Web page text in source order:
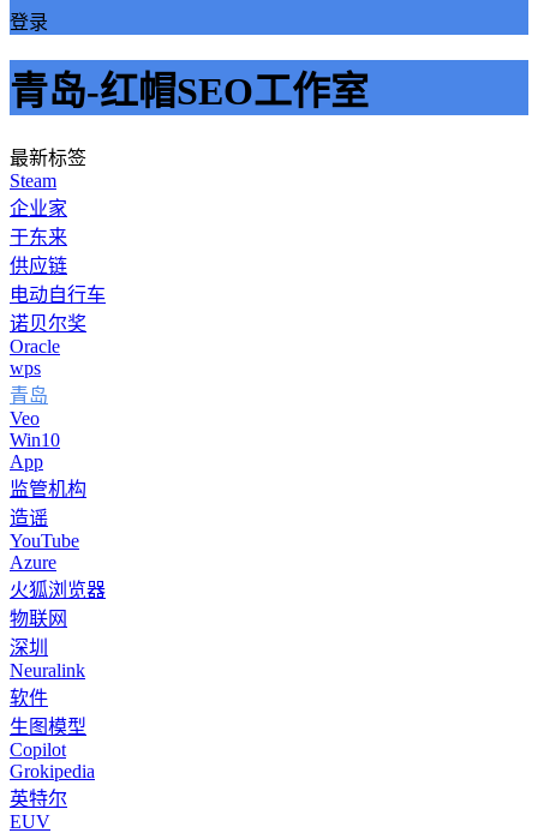
登录
青岛-红帽SEO工作室
最新标签
Steam
企业家
于东来
供应链
电动自行车
诺贝尔奖
Oracle
wps
青岛
Veo
Win10
App
监管机构
造谣
YouTube
Azure
火狐浏览器
物联网
深圳
Neuralink
软件
生图模型
Copilot
Grokipedia
英特尔
EUV